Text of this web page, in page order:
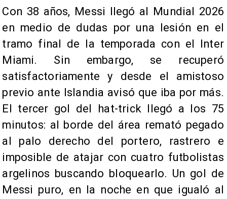
Con 38 años, Messi llegó al Mundial 2026
en medio de dudas por una lesión en el
tramo final de la temporada con el Inter
Miami. Sin embargo, se recuperó
satisfactoriamente y desde el amistoso
previo ante Islandia avisó que iba por más.
El tercer gol del hat-trick llegó a los 75
minutos: al borde del área remató pegado
al palo derecho del portero, rastrero e
imposible de atajar con cuatro futbolistas
argelinos buscando bloquearlo. Un gol de
Messi puro, en la noche en que igualó al